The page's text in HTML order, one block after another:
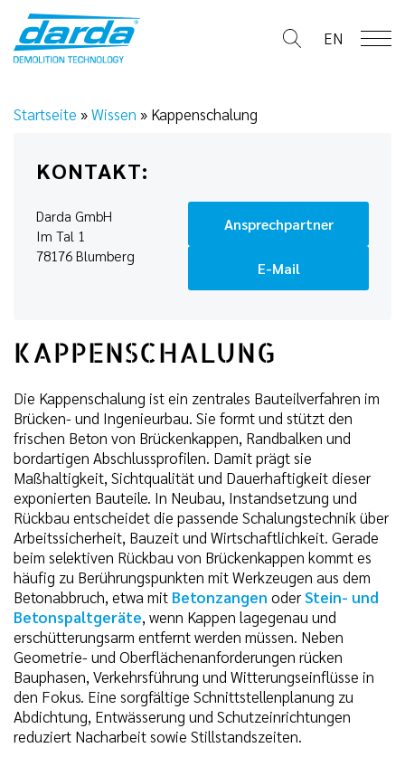
content
EN
Startseite »Wissen » Kappenschalung
KONTAKT:
Darda GmbH
Im Tal 1
78176 Blumberg
Ansprechpartner
E-Mail
KAPPENSCHALUNG
Die Kappenschalung ist ein zentrales Bauteilverfahren im
Brücken- und Ingenieurbau. Sie formt und stützt den
frischen Beton von Brückenkappen, Randbalken und
bordartigen Abschlussprofilen. Damit prägt sie
Maßhaltigkeit, Sichtqualität und Dauerhaftigkeit dieser
exponierten Bauteile. In Neubau, Instandsetzung und
Rückbau entscheidet die passende Schalungstechnik über
Arbeitssicherheit, Bauzeit und Wirtschaftlichkeit. Gerade
beim selektiven Rückbau von Brückenkappen kommt es
häufig zu Berührungspunkten mit Werkzeugen aus dem
Betonabbruch, etwa mit Betonzangen oderStein- und
Betonspaltgeräte, wenn Kappen lagegenau und
erschütterungsarm entfernt werden müssen. Neben
Geometrie- und Oberflächenanforderungen rücken
Bauphasen, Verkehrsführung und Witterungseinflüsse in
den Fokus. Eine sorgfältige Schnittstellenplanung zu
Abdichtung, Entwässerung und Schutzeinrichtungen
reduziert Nacharbeit sowie Stillstandszeiten.